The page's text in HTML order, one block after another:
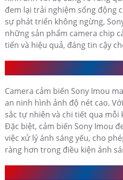
đem lại trải nghiệm sống động
sự phát triển không ngừng,
những sản phẩm camera chip
tiến và hiệu quả, đáng tin cậy
Camera cảm biến Sony Imou
an ninh hình ảnh độ nét cao.
sắc tự nhiên và chi tiết qua mỗi
Đặc biệt, cảm biến Sony Imou
việc xử lý ánh sáng yếu, cho
ràng hơn trong điều kiện ánh